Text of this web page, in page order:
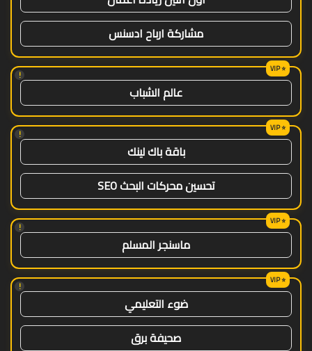
مشاركة ارباح ادسنس
!
عالم الشباب
!
باقة باك لينك
تحسين محركات البحث SEO
!
ماسنجر المسلم
!
ضوء التعليمي
صحيفة برق